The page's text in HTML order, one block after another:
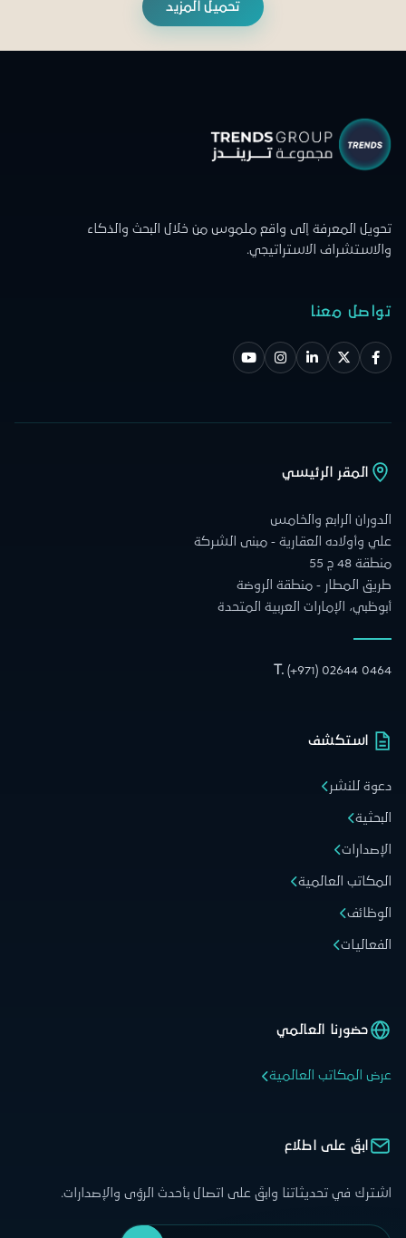
تحميل المزيد
تحويل المعرفة إلى واقع ملموس من خلال البحث والذكاء
والاستشراف الاستراتيجي.
تواصل معنا
المقر الرئيسي
الدوران الرابع والخامس
علي وأولاده العقارية - مبنى الشركة
منطقة 48 ج 55
طريق المطار - منطقة الروضة
أبوظبي، الإمارات العربية المتحدة
T. (+971) 02644 0464
استكشف
دعوة للنشر
البحثية
الإصدارات
المكاتب العالمية
الوظائف
الفعاليات
حضورنا العالمي
عرض المكاتب العالمية
ابقَ على اطلاع
اشترك في تحديثاتنا وابقَ على اتصال بأحدث الرؤى والإصدارات.